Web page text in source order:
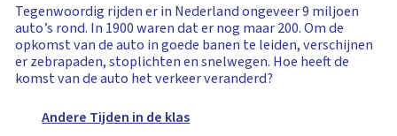
Tegenwoordig rijden er in Nederland ongeveer 9 miljoen
auto’s rond. In 1900 waren dat er nog maar 200. Om de
opkomst van de auto in goede banen te leiden, verschijnen
er zebrapaden, stoplichten en snelwegen. Hoe heeft de
komst van de auto het verkeer veranderd?
Andere Tijden in de klas